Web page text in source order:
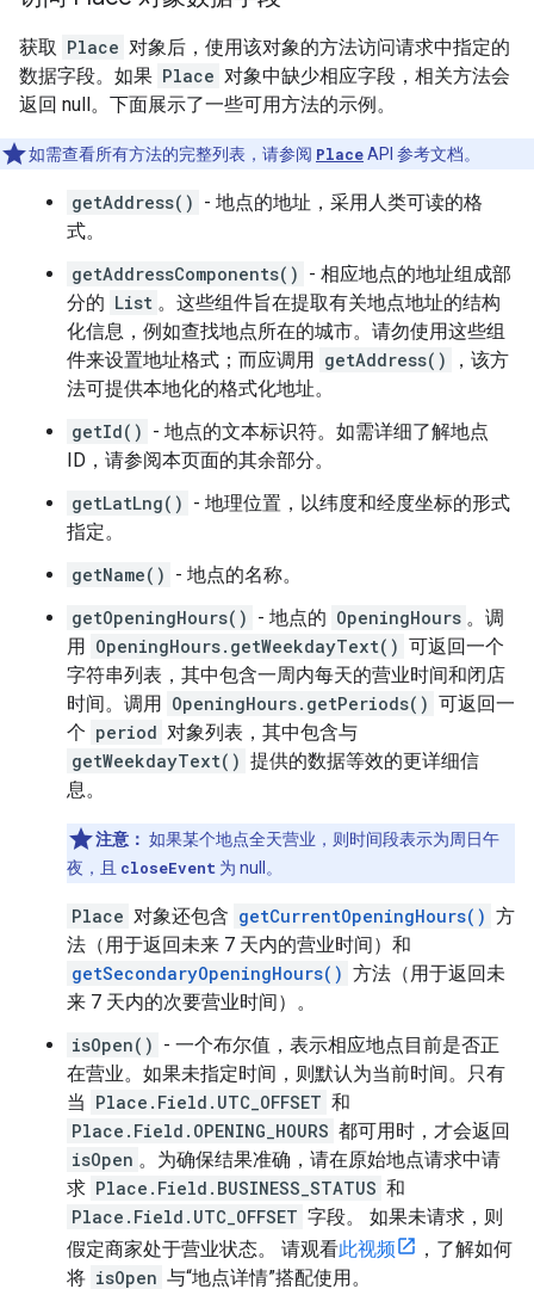
获取 Place 对象后，使用该对象的方法访问请求中指定的
数据字段。如果 Place 对象中缺少相应字段，相关方法会
返回 null。下面展示了一些可用方法的示例。
如需查看所有方法的完整列表，请参阅 PlaceAPI 参考文档。
getAddress() - 地点的地址，采用人类可读的格
式。
getAddressComponents() - 相应地点的地址组成部
分的 List 。这些组件旨在提取有关地点地址的结构
化信息，例如查找地点所在的城市。请勿使用这些组
件来设置地址格式；而应调用 getAddress()
，该方
法可提供本地化的格式化地址。
getId() - 地点的文本标识符。如需详细了解地点
ID，请参阅本页面的其余部分。
getLatLng() - 地理位置，以纬度和经度坐标的形式
指定。
getName() - 地点的名称。
getOpeningHours() - 地点的 OpeningHours 。调
用 OpeningHours.getWeekdayText() 可返回一个
字符串列表，其中包含一周内每天的营业时间和闭店
时间。调用 OpeningHours.getPeriods() 可返回一
个 period 对象列表，其中包含与
getWeekdayText() 提供的数据等效的更详细信
息。
注意： 如果某个地点全天营业，则时间段表示为周日午
夜，且 closeEvent 为 null。
Place 对象还包含 getCurrentOpeningHours() 方
法（用于返回未来 7 天内的营业时间）和
getSecondaryOpeningHours() 方法（用于返回未
来 7 天内的次要营业时间）。
isOpen() - 一个布尔值，表示相应地点目前是否正
在营业。如果未指定时间，则默认为当前时间。只有
当 Place.Field.UTC_OFFSET 和
Place.Field.OPENING_HOURS 都可用时，才会返回
isOpen 。为确保结果准确，请在原始地点请求中请
求 Place.Field.BUSINESS_STATUS 和
Place.Field.UTC_OFFSET 字段。 如果未请求，则
假定商家处于营业状态。 请观看此视频
，了解如何
将 isOpen 与“地点详情”搭配使用。